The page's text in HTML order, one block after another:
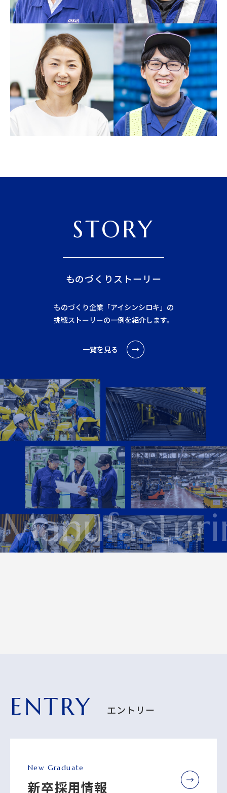
STORY
ものづくりストーリー
ものづくり企業「アイシンシロキ」の
挑戦ストーリーの一例を紹介します。
一覧を見る
ENTRY エントリー
New Graduate
新卒採用情報